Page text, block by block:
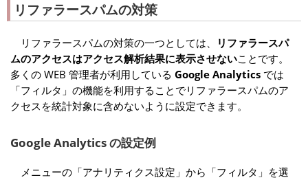
リファラースパムの対策
リファラースパムの対策の一つとしては、
リファラースパ
ムのアクセスはアクセス解析結果に表示させないことです。
多くの WEB 管理者が利用している Google Analytics では
「フィルタ」の機能を利用することでリファラースパムのア
クセスを統計対象に含めないように設定できます。
Google Analytics の設定例
メニューの「アナリティクス設定」から「フィルタ」を選